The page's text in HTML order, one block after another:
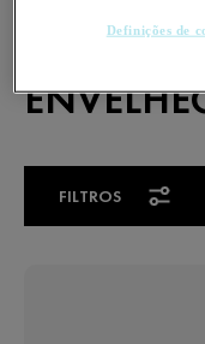
CREMES DE
SINAIS
FILTROS
Definições de